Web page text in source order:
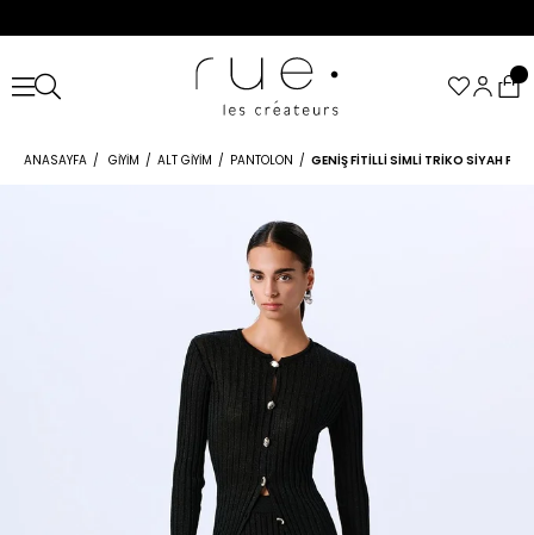
ANASAYFA GIYIM ALT GIYIM PANTOLON GENIŞ FITILLI SIMLI TRIKO SIYAH